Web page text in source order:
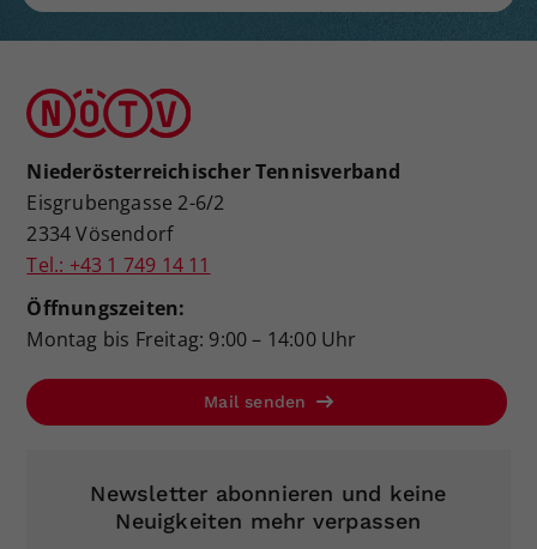
Niederösterreichischer Tennisverband
Eisgrubengasse 2-6/2
2334 Vösendorf
Tel.: +43 1 749 14 11
Öffnungszeiten:
Montag bis Freitag: 9:00 – 14:00 Uhr
Mail senden
Newsletter abonnieren und keine
Neuigkeiten mehr verpassen